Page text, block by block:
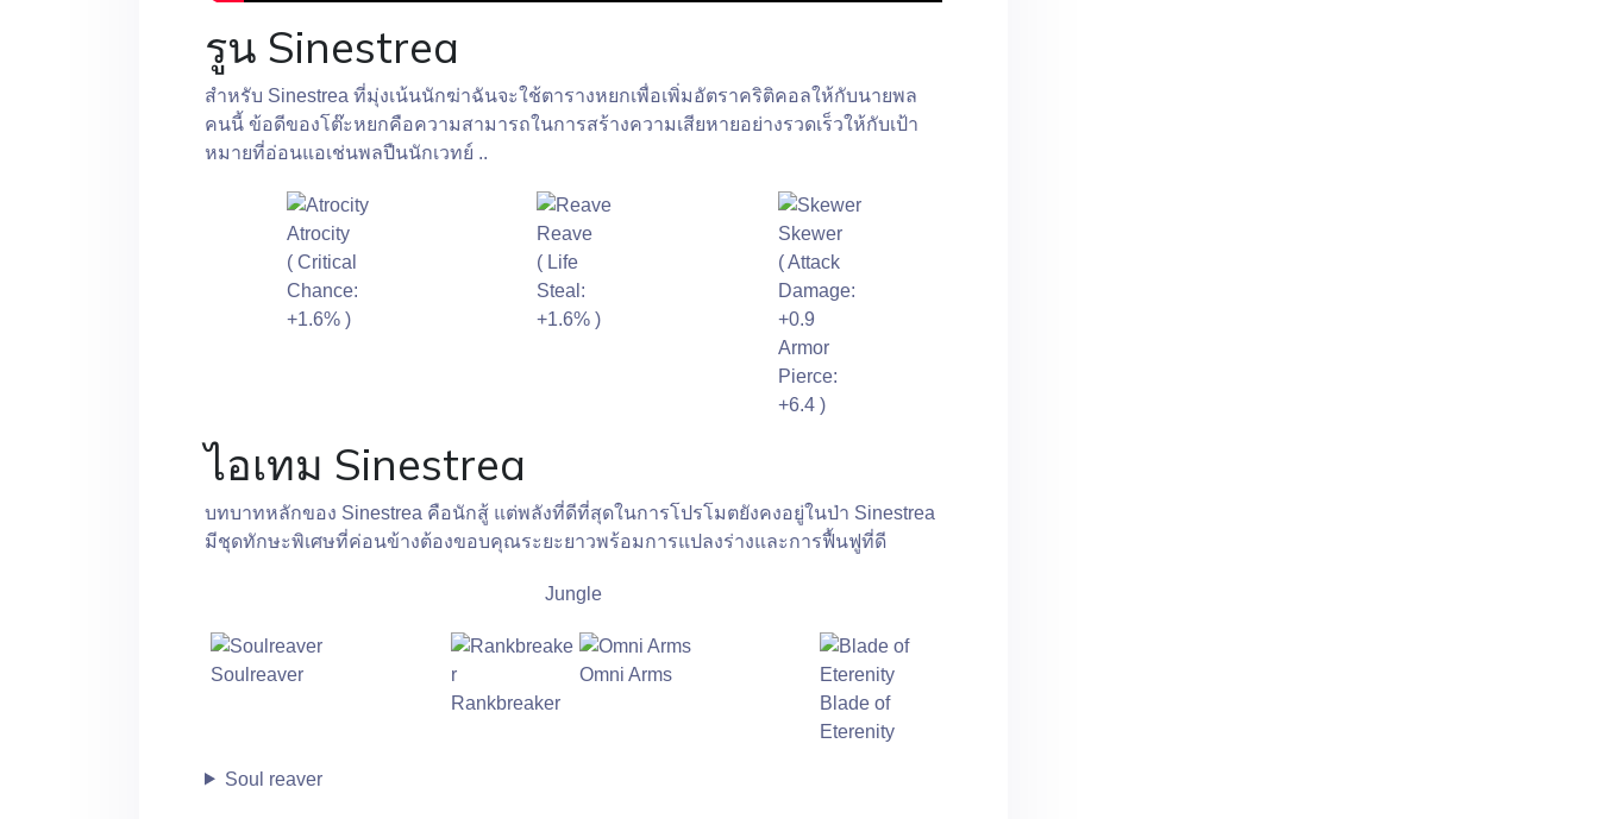
รูน Sinestrea
สำหรับ Sinestrea ที่มุ่งเน้นนักฆ่าฉันจะใช้ตารางหยกเพื่อเพิ่มอัตราคริติคอลให้กับนายพล
คนนี้ ข้อดีของโต๊ะหยกคือความสามารถในการสร้างความเสียหายอย่างรวดเร็วให้กับเป้า
หมายที่อ่อนแอเช่นพลปืนนักเวทย์ ..
Atrocity
( Critical
Chance:
+1.6% )
Reave
( Life
Steal:
+1.6% )
Skewer
( Attack
Damage:
+0.9
Armor
Pierce:
+6.4 )
ไอเทม Sinestrea
บทบาทหลักของ Sinestrea คือนักสู้ แต่พลังที่ดีที่สุดในการโปรโมตยังคงอยู่ในป่า Sinestrea
มีชุดทักษะพิเศษที่ค่อนข้างต้องขอบคุณระยะยาวพร้อมการแปลงร่างและการฟื้นฟูที่ดี
Jungle
Soulreaver
Rankbreaker
Omni Arms
Blade of
Eterenity
Soul reaver